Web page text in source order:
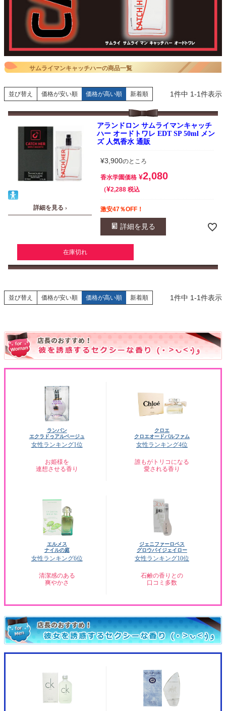
サムライマンキャッチハーの商品一覧
並び替え 価格が安い順 価格が高い順 新着順 1件中 1-1件表示
詳細を見る ›
アランドロン サムライマンキャッチ
ハー オードトワレ EDT SP 50ml メン
ズ 人気香水 通販
¥3,900のところ
香水学園価格 ¥2,080
¥2,288 税込
激安47％OFF！
詳細を見る
在庫切れ
並び替え 価格が安い順 価格が高い順 新着順 1件中 1-1件表示
ランバン
エクラドゥアルページュ
女性ランキング1位
お姫様を
連想させる香り
クロエ
クロエオードパルファム
女性ランキング4位
誰もがトリコになる
愛される香り
エルメス
ナイルの庭
女性ランキング6位
清潔感のある
爽やかさ
ジェニファーロペス
グロウバイジェイロー
女性ランキング10位
石鹸の香りとの
口コミ多数